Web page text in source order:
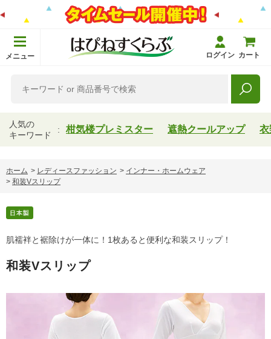
メニュー ログイン カート
人気の
キーワード
柑気楼プレミスター 遮熱クールアップ 衣
ホーム > レディースファッション > インナー・ホームウェア
> 和装Vスリップ
肌襦袢と裾除けが一体に！1枚あると便利な和装スリップ！
和装Vスリップ